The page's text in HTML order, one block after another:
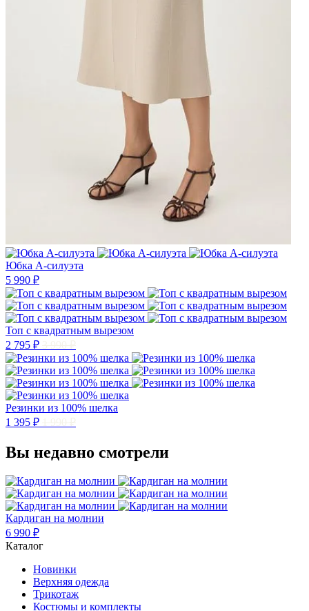
Юбка А-силуэта
5 990 ₽
Топ с квадратным вырезом
2 795 ₽
Резинки из 100% шелка
1 395 ₽
Вы недавно смотрели
Кардиган на молнии
6 990 ₽
Каталог
Новинки
Верхняя одежда
Трикотаж
Костюмы и комплекты